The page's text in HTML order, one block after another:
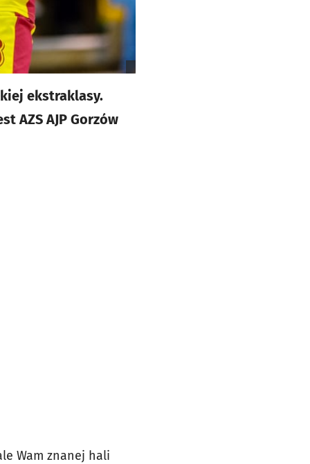
ekstraklasy.
AZS AJP Gorzów
Wam znanej hali